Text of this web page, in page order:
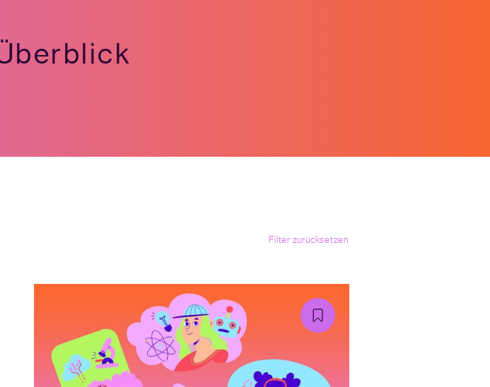
Filter zurücksetzen